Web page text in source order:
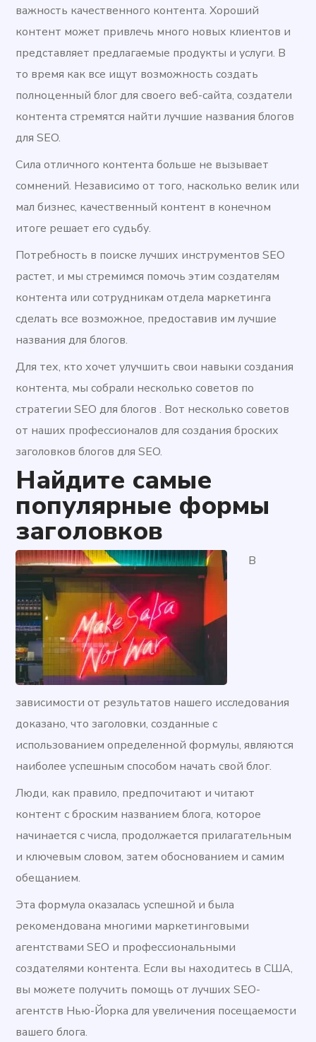
важность качественного контента. Хороший
контент может привлечь много новых клиентов и
представляет предлагаемые продукты и услуги. В
то время как все ищут возможность создать
полноценный блог для своего веб-сайта, создатели
контента стремятся найти лучшие названия блогов
для SEO.
Сила отличного контента больше не вызывает
сомнений. Независимо от того, насколько велик или
мал бизнес, качественный контент в конечном
итоге решает его судьбу.
Потребность в поиске лучших инструментов SEO
растет, и мы стремимся помочь этим создателям
контента или сотрудникам отдела маркетинга
сделать все возможное, предоставив им лучшие
названия для блогов.
Для тех, кто хочет улучшить свои навыки создания
контента, мы собрали несколько советов по
стратегии SEO для блогов . Вот несколько советов
от наших профессионалов для создания броских
заголовков блогов для SEO.
Найдите самые
популярные формы
заголовков
В
зависимости от результатов нашего исследования
доказано, что заголовки, созданные с
использованием определенной формулы, являются
наиболее успешным способом начать свой блог.
Люди, как правило, предпочитают и читают
контент с броским названием блога, которое
начинается с числа, продолжается прилагательным
и ключевым словом, затем обоснованием и самим
обещанием.
Эта формула оказалась успешной и была
рекомендована многими маркетинговыми
агентствами SEO и профессиональными
создателями контента. Если вы находитесь в США,
вы можете получить помощь от лучших SEO-
агентств Нью-Йорка для увеличения посещаемости
вашего блога.